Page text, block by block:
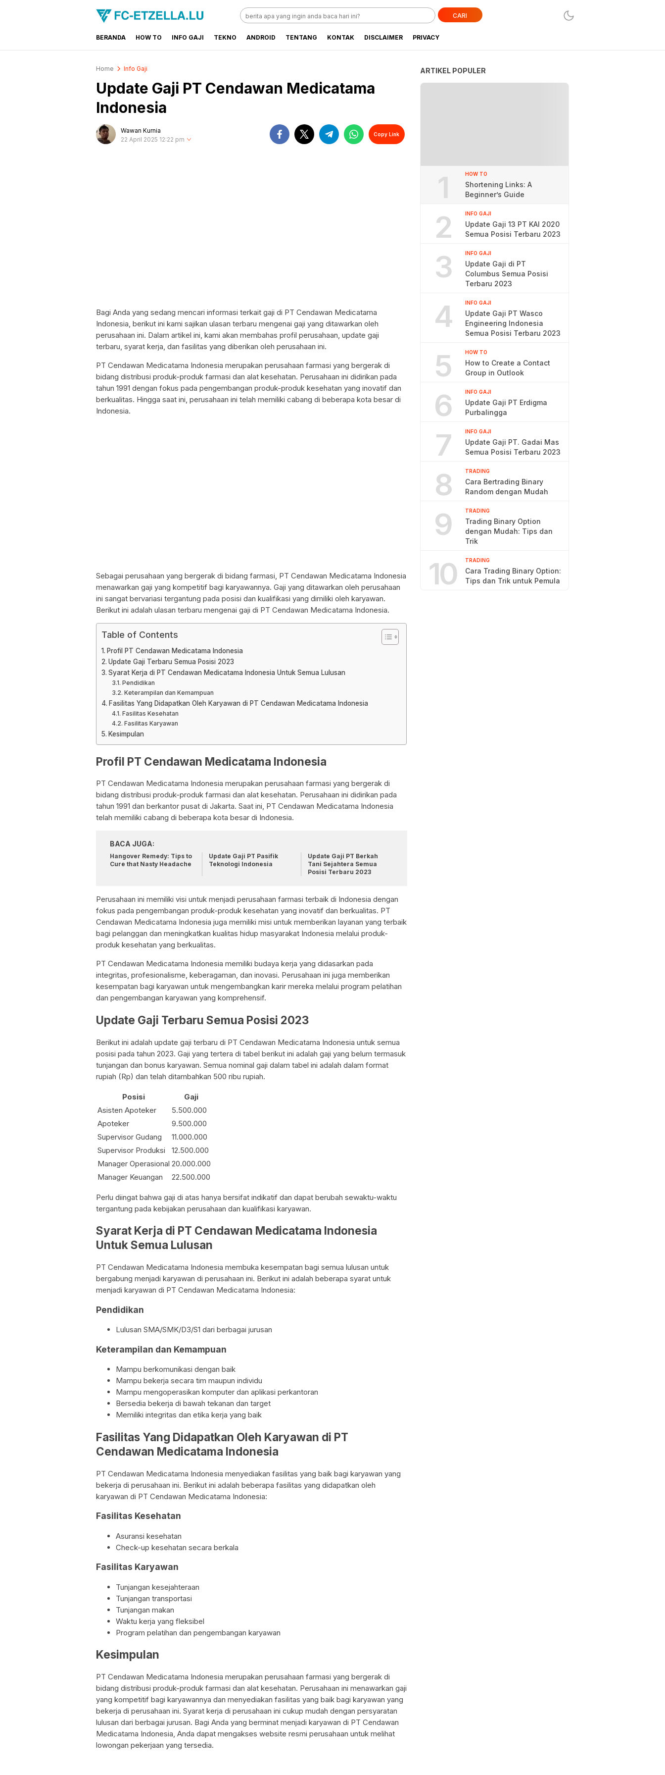
FC-ETZELLA.LU
Share & Learn The World
CARI
BERANDA HOW TO INFO GAJI TEKNO ANDROID TENTANG KONTAK DISCLAIMER PRIVACY
Home Info Gaji
Update Gaji PT Cendawan Medicatama
Indonesia
Wawan Kurnia
22 April 2025 12:22 pm
Copy Link
Bagi Anda yang sedang mencari informasi terkait gaji di PT Cendawan Medicatama
Indonesia, berikut ini kami sajikan ulasan terbaru mengenai gaji yang ditawarkan oleh
perusahaan ini. Dalam artikel ini, kami akan membahas profil perusahaan, update gaji
terbaru, syarat kerja, dan fasilitas yang diberikan oleh perusahaan ini.
PT Cendawan Medicatama Indonesia merupakan perusahaan farmasi yang bergerak di
bidang distribusi produk-produk farmasi dan alat kesehatan. Perusahaan ini didirikan pada
tahun 1991 dengan fokus pada pengembangan produk-produk kesehatan yang inovatif dan
berkualitas. Hingga saat ini, perusahaan ini telah memiliki cabang di beberapa kota besar di
Indonesia.
Sebagai perusahaan yang bergerak di bidang farmasi, PT Cendawan Medicatama Indonesia
menawarkan gaji yang kompetitif bagi karyawannya. Gaji yang ditawarkan oleh perusahaan
ini sangat bervariasi tergantung pada posisi dan kualifikasi yang dimiliki oleh karyawan.
Berikut ini adalah ulasan terbaru mengenai gaji di PT Cendawan Medicatama Indonesia.
Table of Contents
Profil PT Cendawan Medicatama Indonesia
Update Gaji Terbaru Semua Posisi 2023
Syarat Kerja di PT Cendawan Medicatama Indonesia Untuk Semua Lulusan
Pendidikan
Keterampilan dan Kemampuan
Fasilitas Yang Didapatkan Oleh Karyawan di PT Cendawan Medicatama Indonesia
Fasilitas Kesehatan
Fasilitas Karyawan
Kesimpulan
Profil PT Cendawan Medicatama Indonesia
PT Cendawan Medicatama Indonesia merupakan perusahaan farmasi yang bergerak di
bidang distribusi produk-produk farmasi dan alat kesehatan. Perusahaan ini didirikan pada
tahun 1991 dan berkantor pusat di Jakarta. Saat ini, PT Cendawan Medicatama Indonesia
telah memiliki cabang di beberapa kota besar di Indonesia.
BACA JUGA:
Hangover Remedy: Tips to
Cure that Nasty Headache
Update Gaji PT Pasifik
Teknologi Indonesia
Update Gaji PT Berkah
Tani Sejahtera Semua
Posisi Terbaru 2023
Perusahaan ini memiliki visi untuk menjadi perusahaan farmasi terbaik di Indonesia dengan
fokus pada pengembangan produk-produk kesehatan yang inovatif dan berkualitas. PT
Cendawan Medicatama Indonesia juga memiliki misi untuk memberikan layanan yang terbaik
bagi pelanggan dan meningkatkan kualitas hidup masyarakat Indonesia melalui produk-
produk kesehatan yang berkualitas.
PT Cendawan Medicatama Indonesia memiliki budaya kerja yang didasarkan pada
integritas, profesionalisme, keberagaman, dan inovasi. Perusahaan ini juga memberikan
kesempatan bagi karyawan untuk mengembangkan karir mereka melalui program pelatihan
dan pengembangan karyawan yang komprehensif.
Update Gaji Terbaru Semua Posisi 2023
Berikut ini adalah update gaji terbaru di PT Cendawan Medicatama Indonesia untuk semua
posisi pada tahun 2023. Gaji yang tertera di tabel berikut ini adalah gaji yang belum termasuk
tunjangan dan bonus karyawan. Semua nominal gaji dalam tabel ini adalah dalam format
rupiah (Rp) dan telah ditambahkan 500 ribu rupiah.
Posisi
Gaji
Asisten Apoteker
5.500.000
Apoteker
9.500.000
Supervisor Gudang
11.000.000
Supervisor Produksi
12.500.000
Manager Operasional 20.000.000
Manager Keuangan
22.500.000
Perlu diingat bahwa gaji di atas hanya bersifat indikatif dan dapat berubah sewaktu-waktu
tergantung pada kebijakan perusahaan dan kualifikasi karyawan.
Syarat Kerja di PT Cendawan Medicatama Indonesia
Untuk Semua Lulusan
PT Cendawan Medicatama Indonesia membuka kesempatan bagi semua lulusan untuk
bergabung menjadi karyawan di perusahaan ini. Berikut ini adalah beberapa syarat untuk
menjadi karyawan di PT Cendawan Medicatama Indonesia:
Pendidikan
Lulusan SMA/SMK/D3/S1 dari berbagai jurusan
Keterampilan dan Kemampuan
Mampu berkomunikasi dengan baik
Mampu bekerja secara tim maupun individu
Mampu mengoperasikan komputer dan aplikasi perkantoran
Bersedia bekerja di bawah tekanan dan target
Memiliki integritas dan etika kerja yang baik
Fasilitas Yang Didapatkan Oleh Karyawan di PT
Cendawan Medicatama Indonesia
PT Cendawan Medicatama Indonesia menyediakan fasilitas yang baik bagi karyawan yang
bekerja di perusahaan ini. Berikut ini adalah beberapa fasilitas yang didapatkan oleh
karyawan di PT Cendawan Medicatama Indonesia:
Fasilitas Kesehatan
Asuransi kesehatan
Check-up kesehatan secara berkala
Fasilitas Karyawan
Tunjangan kesejahteraan
Tunjangan transportasi
Tunjangan makan
Waktu kerja yang fleksibel
Program pelatihan dan pengembangan karyawan
Kesimpulan
PT Cendawan Medicatama Indonesia merupakan perusahaan farmasi yang bergerak di
bidang distribusi produk-produk farmasi dan alat kesehatan. Perusahaan ini menawarkan gaji
yang kompetitif bagi karyawannya dan menyediakan fasilitas yang baik bagi karyawan yang
bekerja di perusahaan ini. Syarat kerja di perusahaan ini cukup mudah dengan persyaratan
lulusan dari berbagai jurusan. Bagi Anda yang berminat menjadi karyawan di PT Cendawan
Medicatama Indonesia, Anda dapat mengakses website resmi perusahaan untuk melihat
lowongan pekerjaan yang tersedia.
ARTIKEL POPULER
1 HOW TO
Shortening Links: A
Beginner’s Guide
2 INFO GAJI
Update Gaji 13 PT KAI 2020
Semua Posisi Terbaru 2023
3 INFO GAJI
Update Gaji di PT
Columbus Semua Posisi
Terbaru 2023
4 INFO GAJI
Update Gaji PT Wasco
Engineering Indonesia
Semua Posisi Terbaru 2023
5 HOW TO
How to Create a Contact
Group in Outlook
6 INFO GAJI
Update Gaji PT Erdigma
Purbalingga
7 INFO GAJI
Update Gaji PT. Gadai Mas
Semua Posisi Terbaru 2023
8 TRADING
Cara Bertrading Binary
Random dengan Mudah
9 TRADING
Trading Binary Option
dengan Mudah: Tips dan
Trik
10 TRADING
Cara Trading Binary Option:
Tips dan Trik untuk Pemula